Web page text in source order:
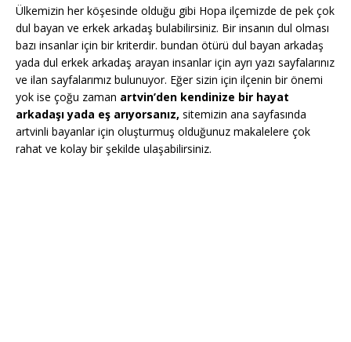
Ülkemizin her köşesinde olduğu gibi Hopa ilçemizde de pek çok
dul bayan ve erkek arkadaş bulabilirsiniz. Bir insanın dul olması
bazı insanlar için bir kriterdir. bundan ötürü dul bayan arkadaş
yada dul erkek arkadaş arayan insanlar için ayrı yazı sayfalarınız
ve ilan sayfalarımız bulunuyor. Eğer sizin için ilçenin bir önemi
yok ise çoğu zaman artvin’den kendinize bir hayat
arkadaşı yada eş arıyorsanız, sitemizin ana sayfasında
artvinli bayanlar için oluşturmuş olduğunuz makalelere çok
rahat ve kolay bir şekilde ulaşabilirsiniz.